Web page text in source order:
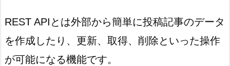
REST APIとは外部から簡単に投稿記事のデータ
を作成したり、更新、取得、削除といった操作
が可能になる機能です。